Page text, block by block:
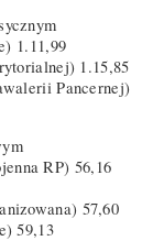
1.11,99
1.15,85
Pancernej)
RP) 56,16
57,60
59,13